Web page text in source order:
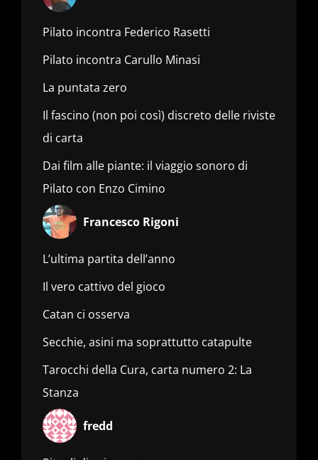
Pilato incontra Federico Rasetti
Pilato incontra Carullo Minasi
La puntata zero
Il fascino (non poi così) discreto delle riviste
di carta
Dai film alle piante: il viaggio sonoro di
Pilato con Enzo Cimino
Francesco Rigoni
L’ultima partita dell’anno
Il vero cattivo del gioco
Catan ci osserva
Secchie, asini ma soprattutto catapulte
Tarocchi della Cura, carta numero 2: La
Stanza
fredd